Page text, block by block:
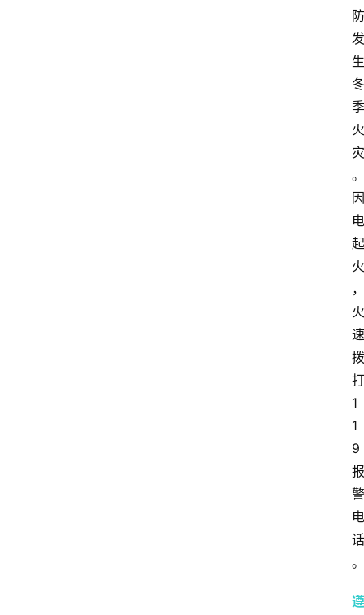
防
发
生
冬
季
火
灾
。
因
电
起
火
，
火
速
拨
打
1
1
9
报
警
电
话
。
遵